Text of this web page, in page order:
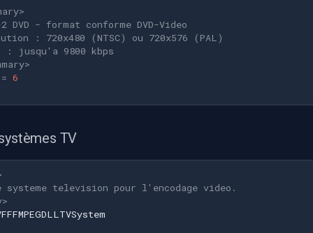
DVD - format conforme DVD-Video
: 720x480 (NTSC) ou 720x576 (PAL)
jusqu'a 9800 kbps
= 6
TV
systeme television pour l'encodage video.